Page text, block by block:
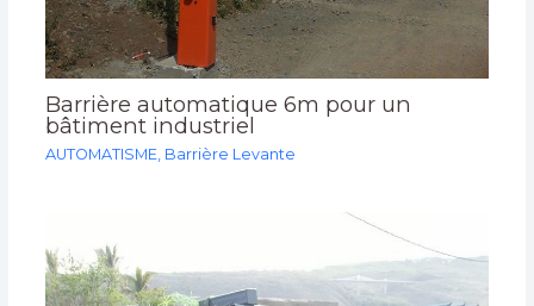
Barrière automatique 6m pour un
bâtiment industriel
AUTOMATISME, Barrière Levante